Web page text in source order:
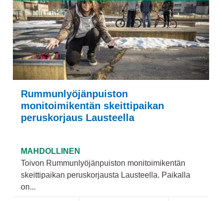
Rummunlyöjänpuiston
monitoimikentän skeittipaikan
peruskorjaus Lausteella
MAHDOLLINEN
Toivon Rummunlyöjänpuiston monitoimikentän
skeittipaikan peruskorjausta Lausteella. Paikalla
on...